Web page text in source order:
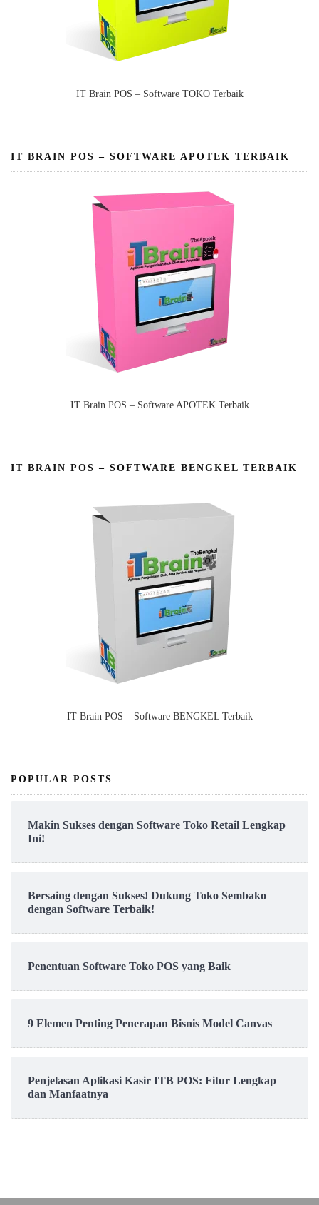
IT Brain POS – Software TOKO Terbaik
IT BRAIN POS – SOFTWARE APOTEK TERBAIK
IT Brain POS – Software APOTEK Terbaik
IT BRAIN POS – SOFTWARE BENGKEL TERBAIK
IT Brain POS – Software BENGKEL Terbaik
POPULAR POSTS
Makin Sukses dengan Software Toko Retail Lengkap
Ini!
Bersaing dengan Sukses! Dukung Toko Sembako
dengan Software Terbaik!
Penentuan Software Toko POS yang Baik
9 Elemen Penting Penerapan Bisnis Model Canvas
Penjelasan Aplikasi Kasir ITB POS: Fitur Lengkap
dan Manfaatnya